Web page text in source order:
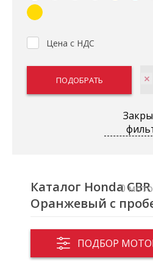
Цена с НДС
Каталог Honda CBR
Оранжевый с
ПОДБОР
0